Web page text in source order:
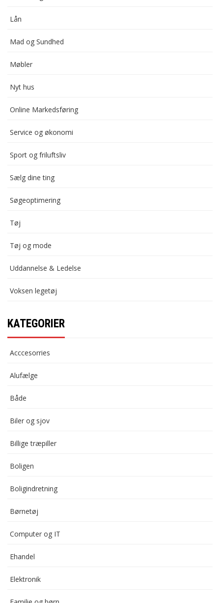
Lån
Mad og Sundhed
Møbler
Nyt hus
Online Markedsføring
Service og økonomi
Sport og friluftsliv
Sælg dine ting
Søgeoptimering
Tøj
Tøj og mode
Uddannelse & Ledelse
Voksen legetøj
KATEGORIER
Acccesorries
Alufælge
Både
Biler og sjov
Billige træpiller
Boligen
Boligindretning
Børnetøj
Computer og IT
Ehandel
Elektronik